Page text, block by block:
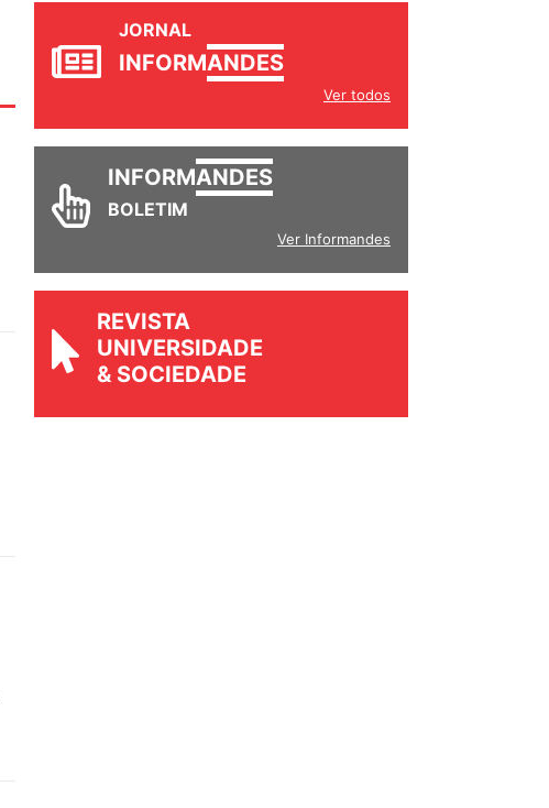
JORNAL
INFORMANDES
Ver todos
INFORMANDES
BOLETIM
Ver Informandes
REVISTA
UNIVERSIDADE
& SOCIEDADE